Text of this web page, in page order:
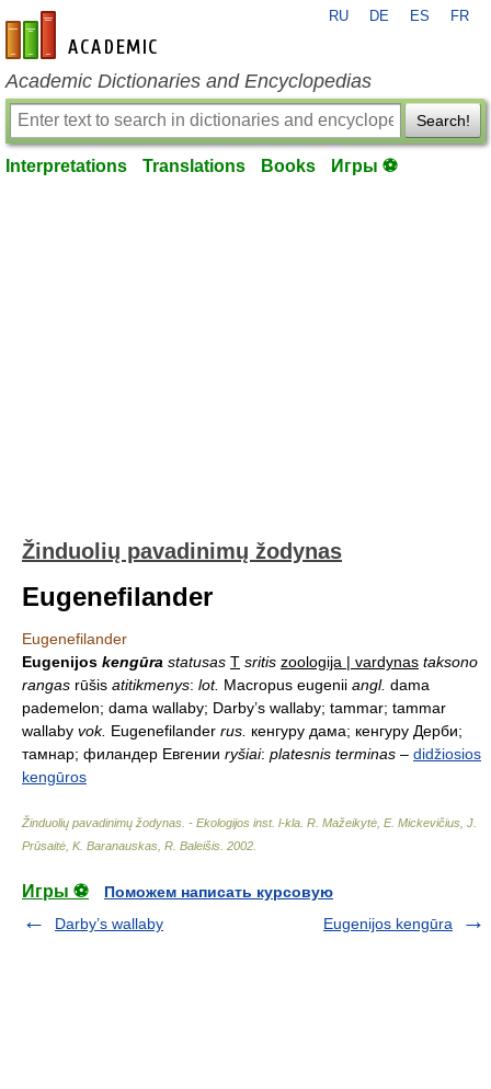
en-academic.com
RU DE ES FR
Academic Dictionaries and Encyclopedias
Search!
Interpretations Translations Books Игры ⚽
Žinduolių pavadinimų žodynas
Eugenefilander
Eugenefilander
Eugenijos kengūra statusas T sritis zoologija | vardynas taksono
rangas rūšis atitikmenys: lot. Macropus eugenii angl. dama
pademelon; dama wallaby; Darby’s wallaby; tammar; tammar
wallaby vok. Eugenefilander rus. кенгуру дама; кенгуру Дерби;
тамнар; филандер Евгении ryšiai: platesnis terminas – didžiosios
kengūros
Žinduolių pavadinimų žodynas. - Ekologijos inst. l-kla R. Mažeikytė, E. Mickevičius, J.
Prūsaitė, K. Baranauskas, R. Baleišis 2002
Игры ⚽
Поможем написать курсовую
Darby’s wallaby
Eugenijos kengūra